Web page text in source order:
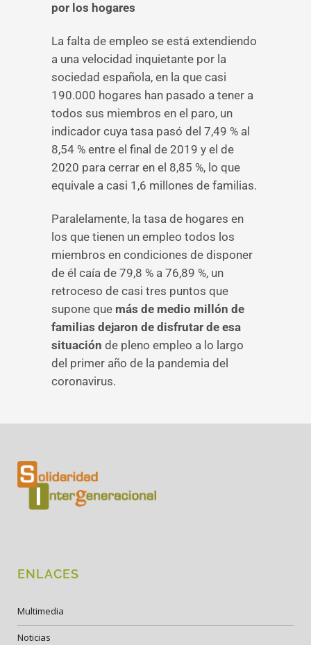
por los hogares
La falta de empleo se está extendiendo
a una velocidad inquietante por la
sociedad española, en la que casi
190.000 hogares han pasado a tener a
todos sus miembros en el paro, un
indicador cuya tasa pasó del 7,49 % al
8,54 % entre el final de 2019 y el de
2020 para cerrar en el 8,85 %, lo que
equivale a casi 1,6 millones de familias.
Paralelamente, la tasa de hogares en
los que tienen un empleo todos los
miembros en condiciones de disponer
de él caía de 79,8 % a 76,89 %, un
retroceso de casi tres puntos que
supone que más de medio millón de
familias dejaron de disfrutar de esa
situación de pleno empleo a lo largo
del primer año de la pandemia del
coronavirus.
ENLACES
Multimedia
Noticias